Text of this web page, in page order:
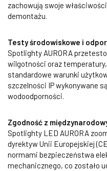
zachowują swoje
demontażu.
Testy środowiskowe i
Spotlighty AURORA
wilgotności oraz
standardowe warunki
szczelności IP wykonywane
wodoodporności.
Zgodność z
Spotlighty LED AURORA
dyrektyw Unii Europejskiej
normami bezpieczeństwa
mechanicznego, co zostało